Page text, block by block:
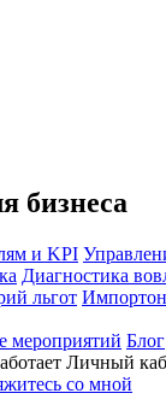
бизнеса
и KPI
Диагностика
льгот
мероприятий Блог
Личный
со мной